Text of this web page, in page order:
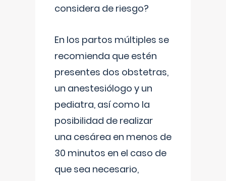
considera de riesgo?
En los partos múltiples se
recomienda que estén
presentes dos obstetras,
un anestesiólogo y un
pediatra, así como la
posibilidad de realizar
una cesárea en menos de
30 minutos en el caso de
que sea necesario,